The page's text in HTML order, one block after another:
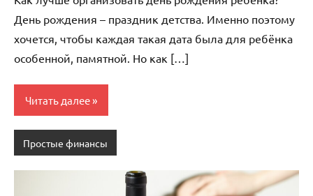
День рождения – праздник детства. Именно поэтому
хочется, чтобы каждая такая дата была для ребёнка
особенной, памятной. Но как […]
Читать далее
Простые финансы